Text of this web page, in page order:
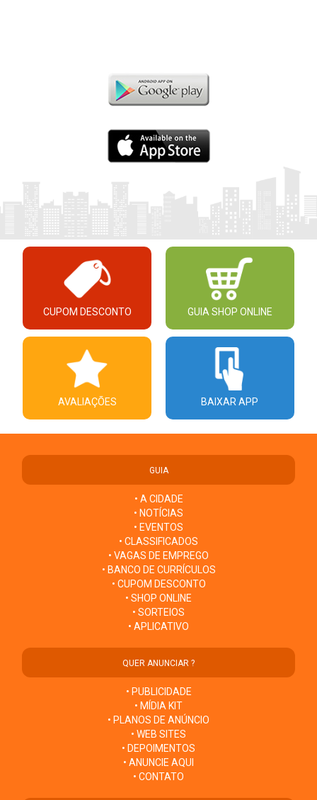
CUPOM DESCONTO GUIA SHOP ONLINE
AVALIAÇÕES BAIXAR APP
GUIA
• A CIDADE
• NOTÍCIAS
• EVENTOS
• CLASSIFICADOS
• VAGAS DE EMPREGO
• BANCO DE CURRÍCULOS
• CUPOM DESCONTO
• SHOP ONLINE
• SORTEIOS
• APLICATIVO
QUER ANUNCIAR ?
• PUBLICIDADE
• MÍDIA KIT
• PLANOS DE ANÚNCIO
• WEB SITES
• DEPOIMENTOS
• ANUNCIE AQUI
• CONTATO